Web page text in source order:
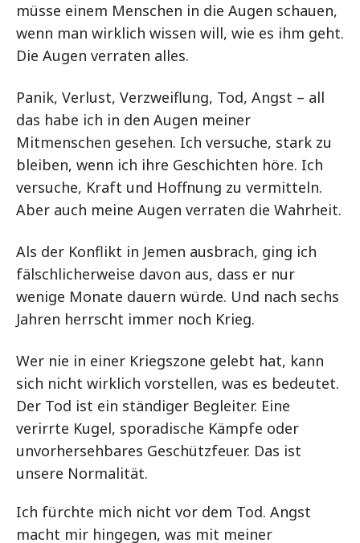
müsse einem Menschen in die Augen schauen,
wenn man wirklich wissen will, wie es ihm geht.
Die Augen verraten alles.
Panik, Verlust, Verzweiflung, Tod, Angst – all
das habe ich in den Augen meiner
Mitmenschen gesehen. Ich versuche, stark zu
bleiben, wenn ich ihre Geschichten höre. Ich
versuche, Kraft und Hoffnung zu vermitteln.
Aber auch meine Augen verraten die Wahrheit.
Als der Konflikt in Jemen ausbrach, ging ich
fälschlicherweise davon aus, dass er nur
wenige Monate dauern würde. Und nach sechs
Jahren herrscht immer noch Krieg.
Wer nie in einer Kriegszone gelebt hat, kann
sich nicht wirklich vorstellen, was es bedeutet.
Der Tod ist ein ständiger Begleiter. Eine
verirrte Kugel, sporadische Kämpfe oder
unvorhersehbares Geschützfeuer. Das ist
unsere Normalität.
Ich fürchte mich nicht vor dem Tod. Angst
macht mir hingegen, was mit meiner